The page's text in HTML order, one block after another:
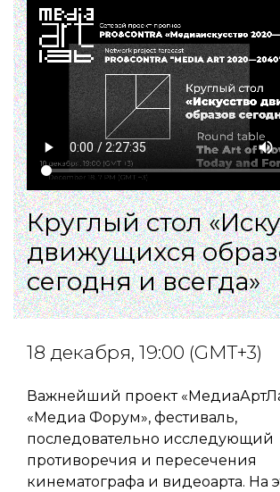
Круглый стол
движущихся
сегодня и всегда»
18 декабря, 19:00 (GMT+3)
Важнейший проект
«Медиа Форум», фестиваль,
последовательно исследующий
противоречия и пересечения
кинематографа и видеоарта. На